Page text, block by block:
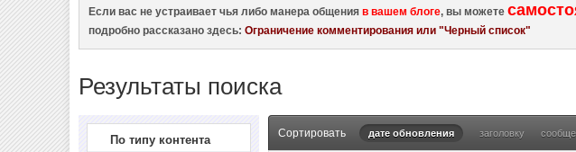
Если вас не устраивает чья либо манера общенияв вашем блоге, вы можете
подробно рассказано здесь:Ограничение комментирования или "Черный список"
Результаты поиска
По типу контента Сортировать дате обновления заголовку